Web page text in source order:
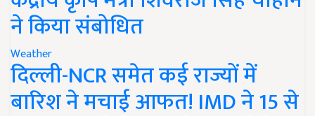
ने किया संबोधित
Weather
दिल्ली-NCR समेत कई राज्यों में
बारिश ने मचाई आफत! IMD ने 15 से